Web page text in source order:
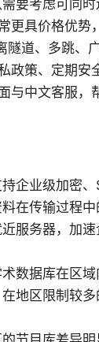
要考虑可同时
更具价格优势
道、多跳、
政策、定期安
与中文客服，
企业级加密
在传输过程中
服务器，加速
数据库在区
地区限制较